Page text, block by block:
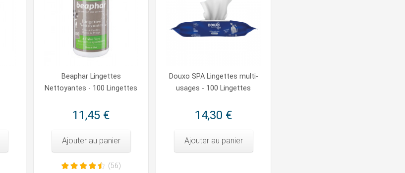
Beaphar Lingettes
Nettoyantes - 100 Lingettes
11,45 €
Ajouter au panier
(56)
Douxo SPA Lingettes multi-
usages - 100 Lingettes
14,30 €
Ajouter au panier